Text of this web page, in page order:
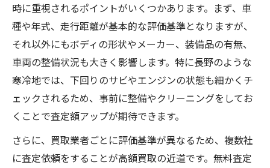
時に重視されるポイントがいくつかあります。まず、車
種や年式、走行距離が基本的な評価基準となりますが、
それ以外にもボディの形状やメーカー、装備品の有無、
車両の整備状況も大きく影響します。特に長野のような
寒冷地では、下回りのサビやエンジンの状態も細かくチ
ェックされるため、事前に整備やクリーニングをしてお
くことで査定額アップが期待できます。
さらに、買取業者ごとに評価基準が異なるため、複数社
に査定依頼をすることが高額買取の近道です。無料査定